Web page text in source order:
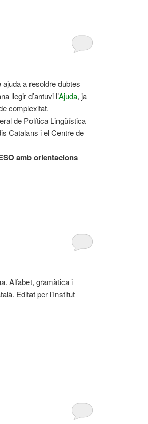
a resoldre dubtes
llegir d’antuvi l’Ajuda, ja
complexitat.
de Política Lingüística
Catalans i el Centre de
amb orientacions
Alfabet, gramàtica i
Editat per l’Institut